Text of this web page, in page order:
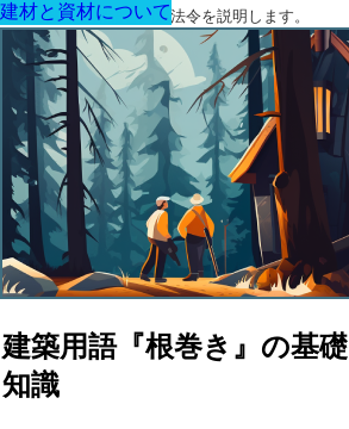
建築に関する用語と関連法令を説明します。
建築用語『根巻き』の基礎
知識
建材と資材について
建材と資材について
建材と資材について
建材と資材について
建材と資材について
建材と資材について
建材と資材について